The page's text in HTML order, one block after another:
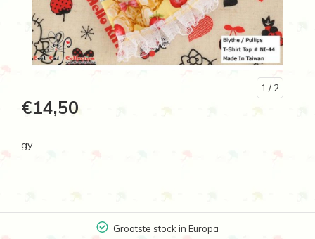
1 / 2
€14,50
gy
Grootste stock in Europa